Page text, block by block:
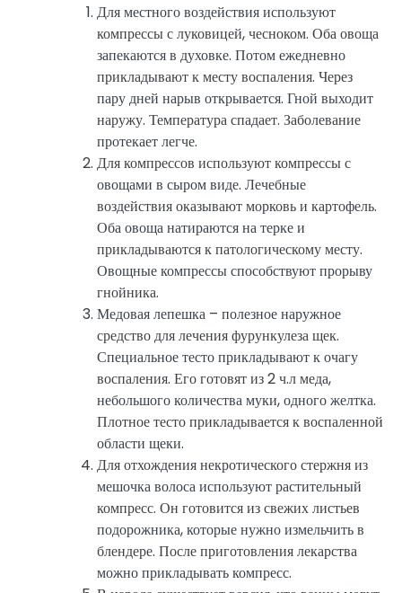
Для местного воздействия используют
компрессы с луковицей, чесноком. Оба овоща
запекаются в духовке. Потом ежедневно
прикладывают к месту воспаления. Через
пару дней нарыв открывается. Гной выходит
наружу. Температура спадает. Заболевание
протекает легче.
Для компрессов используют компрессы с
овощами в сыром виде. Лечебные
воздействия оказывают морковь и картофель.
Оба овоща натираются на терке и
прикладываются к патологическому месту.
Овощные компрессы способствуют прорыву
гнойника.
Медовая лепешка – полезное наружное
средство для лечения фурункулеза щек.
Специальное тесто прикладывают к очагу
воспаления. Его готовят из 2 ч.л меда,
небольшого количества муки, одного желтка.
Плотное тесто прикладывается к воспаленной
области щеки.
Для отхождения некротического стержня из
мешочка волоса используют растительный
компресс. Он готовится из свежих листьев
подорожника, которые нужно измельчить в
блендере. После приготовления лекарства
можно прикладывать компресс.